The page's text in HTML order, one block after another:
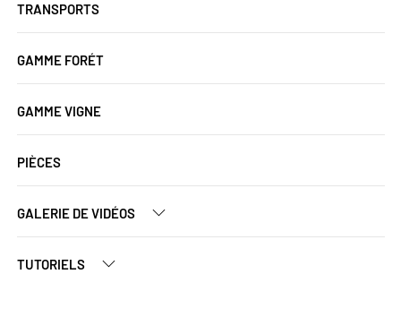
TRANSPORTS
GAMME FORÉT
GAMME VIGNE
PIÈCES
GALERIE DE VIDÉOS
TUTORIELS